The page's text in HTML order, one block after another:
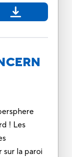
! Les
la paroi